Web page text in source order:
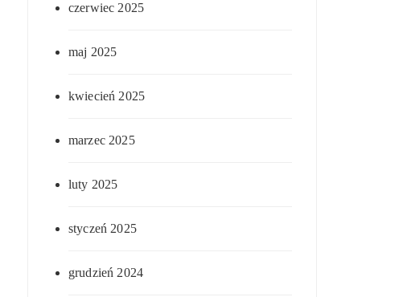
czerwiec 2025
maj 2025
kwiecień 2025
marzec 2025
luty 2025
styczeń 2025
grudzień 2024